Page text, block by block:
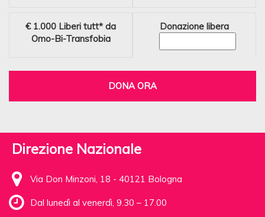
€ 1.000 Liberi tutt* da
Omo-Bi-Transfobia
Donazione libera
DONA ORA
Direzione Nazionale
Via Don Minzoni, 18 - 40121 Bologna
Dal lunedì al venerdì, 9.30 – 17.00